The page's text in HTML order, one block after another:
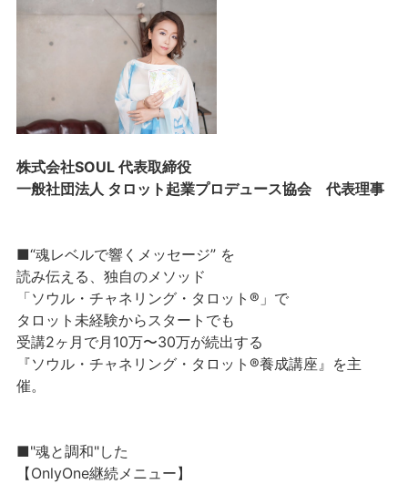
株式会社SOUL 代表取締役
一般社団法人 タロット起業プロデュース協会 代表理事
■“魂レベルで響くメッセージ” を
読み伝える、独自のメソッド
「ソウル・チャネリング・タロット®」で
タロット未経験からスタートでも
受講2ヶ月で月10万〜30万が続出する
『ソウル・チャネリング・タロット®養成講座』を主
催。
■"魂と調和"した
【OnlyOne継続メニュー】